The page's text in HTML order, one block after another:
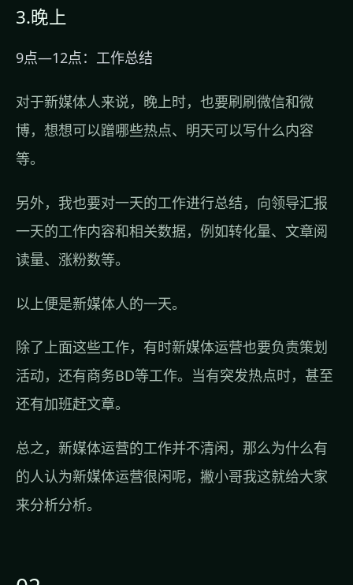
3.晚上
9点—12点：工作总结
对于新媒体人来说，晚上时，也要刷刷微信和微
博，想想可以蹭哪些热点、明天可以写什么内容
等。
另外，我也要对一天的工作进行总结，向领导汇报
一天的工作内容和相关数据，例如转化量、文章阅
读量、涨粉数等。
以上便是新媒体人的一天。
除了上面这些工作，有时新媒体运营也要负责策划
活动，还有商务BD等工作。当有突发热点时，甚至
还有加班赶文章。
总之，新媒体运营的工作并不清闲，那么为什么有
的人认为新媒体运营很闲呢，撇小哥我这就给大家
来分析分析。